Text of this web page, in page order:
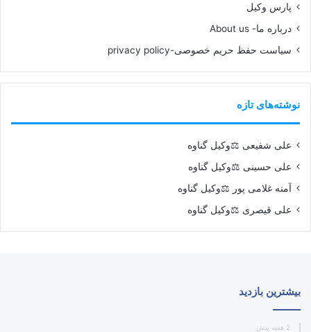
پارس وکیل
درباره ما- About us
سیاست حفظ حریم خصوصی-privacy policy
نوشته‌های تازه
علی شفیعی ⚖️وکیل گناوه
علی حسینی ⚖️وکیل گناوه
آمنه غلامی پور ⚖️وکیل گناوه
علی قیصری ⚖️وکیل گناوه
بیشترین بازدید
2 هفته پیش